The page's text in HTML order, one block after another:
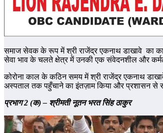
समाज सेवक के रूप में श्री राजेंद्र एकनाथ डाखावे का काम
सेवा भाव के चलते क्षेत्र में उनकी एक संवेदनशील और
कोरोना काल के कठिन समय में श्री राजेंद्र एकनाथ
अस्पताल तक पहुँचाने का इंतज़ाम किया और प्रशासन से
प्रभाग 2 (क) – श्रीमती नूतन भरत सिंह ठाकुर